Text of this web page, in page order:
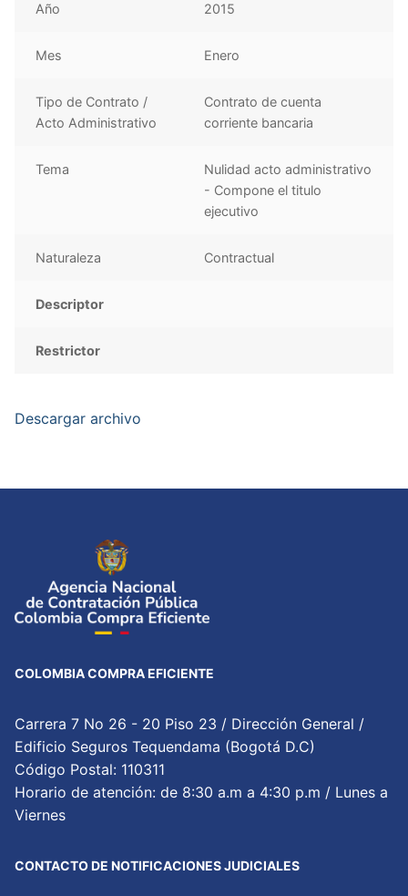
Año 2015
Mes Enero
Tipo de Contrato /
Acto Administrativo
Contrato de cuenta
corriente bancaria
Tema
Nulidad acto administrativo
- Compone el titulo
ejecutivo
Naturaleza Contractual
Descriptor
Restrictor
Descargar archivo
COLOMBIA COMPRA EFICIENTE
Carrera 7 No 26 - 20 Piso 23 / Dirección General /
Edificio Seguros Tequendama (Bogotá D.C)
Código Postal: 110311
Horario de atención: de 8:30 a.m a 4:30 p.m / Lunes a
Viernes
CONTACTO DE NOTIFICACIONES JUDICIALES